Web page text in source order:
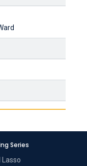
Series
Lasso